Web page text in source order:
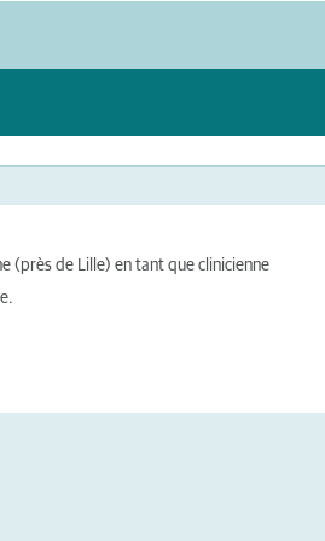
(près de Lille) en tant que clinicienne